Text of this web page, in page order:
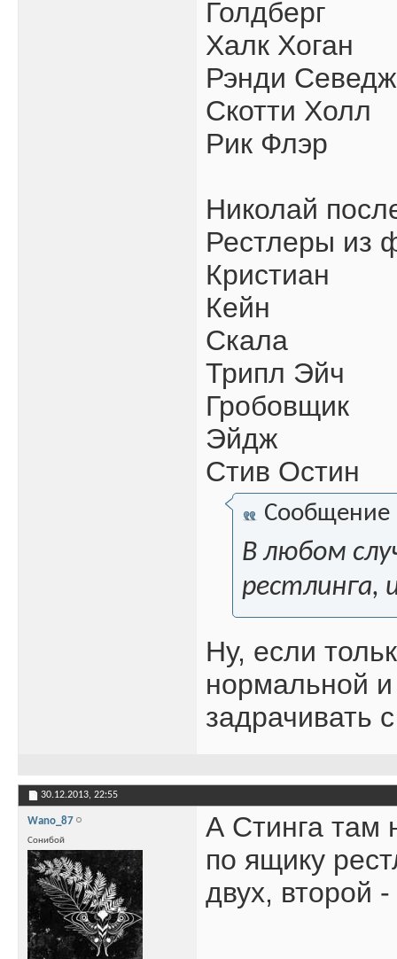
Голдберг
Халк Хоган
Рэнди Севедж
Скотти Холл
Рик Флэр
Николай
Рестлеры из
Кристиан
Кейн
Скала
Трипл Эйч
Гробовщик
Эйдж
Стив Остин
Сообщение
В любом
рестлинга,
Ну, если
нормальной
задрачивать
30.12.2013, 22:55
Wano_87
Сонибой
А Стинга там
по ящику
двух, второй